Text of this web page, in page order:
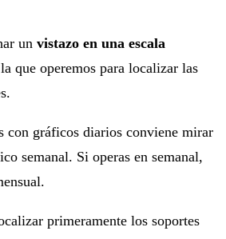
un vistazo en una escala
que operemos para localizar las
con gráficos diarios conviene mirar
semanal. Si operas en semanal,
primeramente los soportes